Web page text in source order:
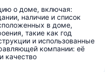
о доме, включая:
наличие и список
в доме,
такие как год
и использованные
компании: её
качество